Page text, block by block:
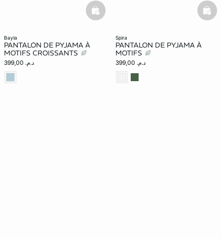
bayla
PANTALON DE PYJAMA À
MOTIFS CROISSANTS
د.م. 399,00
basketfull
spira
PANTALON DE PYJAMA À
MOTIFS
د.م. 399,00